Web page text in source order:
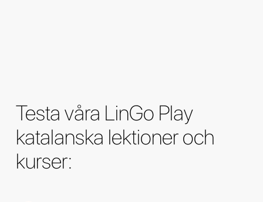
Testa våra LinGo Play
katalanska lektioner och
kurser: